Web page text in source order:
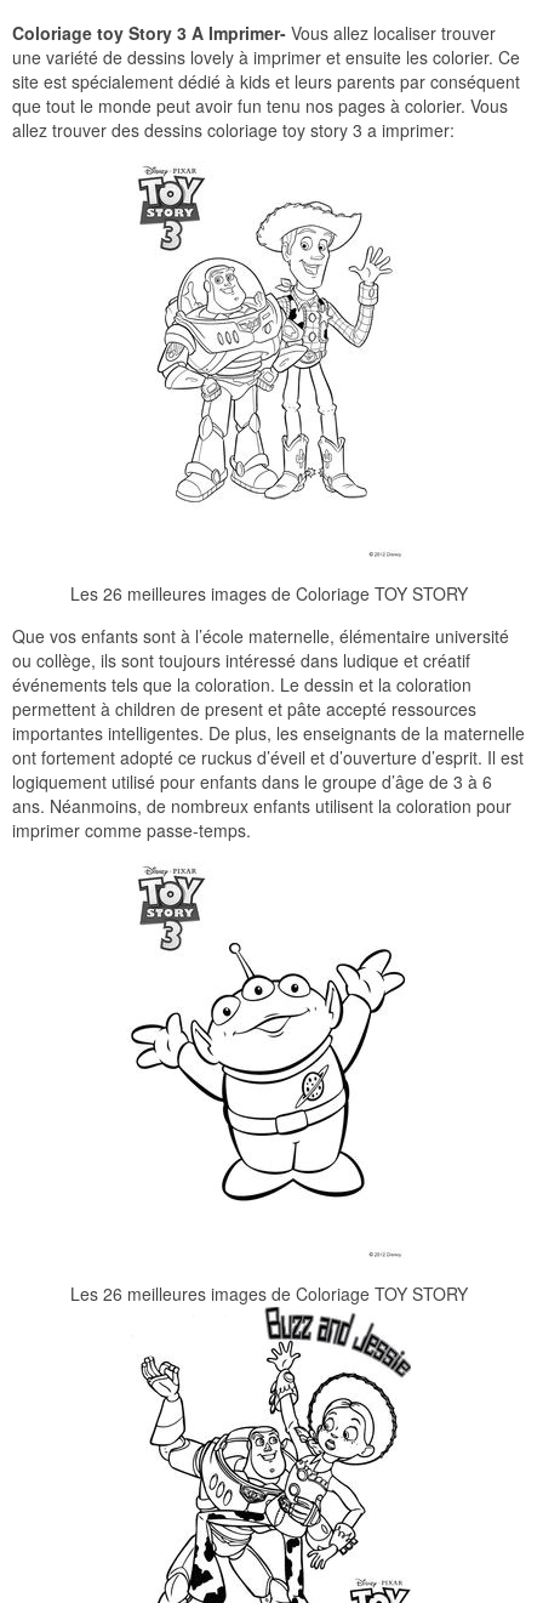
Coloriage toy Story 3 A Imprimer- Vous allez localiser trouver
une variété de dessins lovely à imprimer et ensuite les colorier. Ce
site est spécialement dédié à kids et leurs parents par conséquent
que tout le monde peut avoir fun tenu nos pages à colorier. Vous
allez trouver des dessins coloriage toy story 3 a imprimer:
Les 26 meilleures images de Coloriage TOY STORY
Que vos enfants sont à l’école maternelle, élémentaire université
ou collège, ils sont toujours intéressé dans ludique et créatif
événements tels que la coloration. Le dessin et la coloration
permettent à children de present et pâte accepté ressources
importantes intelligentes. De plus, les enseignants de la maternelle
ont fortement adopté ce ruckus d’éveil et d’ouverture d’esprit. Il est
logiquement utilisé pour enfants dans le groupe d’âge de 3 à 6
ans. Néanmoins, de nombreux enfants utilisent la coloration pour
imprimer comme passe-temps.
Les 26 meilleures images de Coloriage TOY STORY